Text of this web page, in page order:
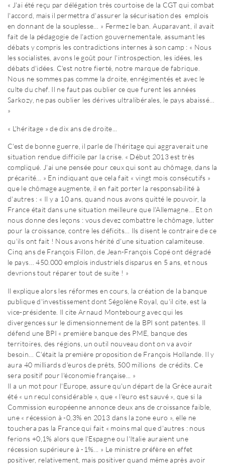
« J'ai été reçu par délégation très courtoise de la CGT qui combat
l'accord, mais il permettra d'assurer la sécurisation des emplois
en donnant de la souplesse… » Fermez le ban. Auparavant, il avait
fait de la pédagogie de l'action gouvernementale, assumant les
débats y compris les contradictions internes à son camp : « Nous
les socialistes, avons le goût pour l'introspection, les idées, les
débats d'idées. C'est notre fierté, notre marque de fabrique.
Nous ne sommes pas comme la droite, enrégimentés et avec le
culte du chef. Il ne faut pas oublier ce que furent les années
Sarkozy, ne pas oublier les dérives ultralibérales, le pays abaissé…
»
« L'héritage » de dix ans de droite...
C'est de bonne guerre, il parle de l'héritage qui aggraverait une
situation rendue difficile par la crise. « Début 2013 est très
compliqué. J'ai une pensée pour ceux qui sont au chômage, dans la
précarité... » En indiquant que cela fait « vingt mois consécutifs »
que le chômage augmente, il en fait porter la responsabilité à
d'autres : « Il y a 10 ans, quand nous avons quitté le pouvoir, la
France était dans une situation meilleure que l'Allemagne… Et on
nous donne des leçons : vous devez combattre le chômage, lutter
pour la croissance, contre les déficits… Ils disent le contraire de ce
qu'ils ont fait ! Nous avons hérité d'une situation calamiteuse.
Cinq ans de François Fillon, de Jean-François Copé ont dégradé
le pays… 450.000 emplois industriels disparus en 5 ans, et nous
devrions tout réparer tout de suite ! »
Il explique alors les réformes en cours, la création de la banque
publique d'investissement dont Ségolène Royal, qu'il cite, est la
vice-présidente. Il cite Arnaud Montebourg avec qui les
divergences sur le dimensionnement de la BPI sont patentes. Il
défend une BPI « première banque des PME, banque des
territoires, des régions, un outil nouveau dont on va avoir
besoin… C'était la première proposition de François Hollande. Il y
aura 40 milliards d'euros de prêts, 500 millions de crédits. Ce
sera positif pour l'économie française... »
Il a un mot pour l'Europe, assure qu'un départ de la Grèce aurait
été « un recul considérable », que « l'euro est sauvé », que si la
Commission européenne annonce deux ans de croissance faible,
une « récession à -0,3% en 2013 dans la zone euro », elle ne
touchera pas la France qui fait « moins mal que d'autres : nous
ferions +0,1% alors que l'Espagne ou l'Italie auraient une
récession supérieure à -1%... » Le ministre préfère en effet
positiver, relativement, mais positiver quand même après avoir